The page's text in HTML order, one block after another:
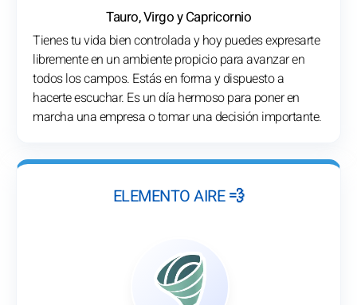
Tauro, Virgo y Capricornio
Tienes tu vida bien controlada y hoy puedes expresarte
libremente en un ambiente propicio para avanzar en
todos los campos. Estás en forma y dispuesto a
hacerte escuchar. Es un día hermoso para poner en
marcha una empresa o tomar una decisión importante.
ELEMENTO AIRE 💨